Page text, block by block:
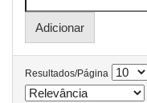
Resultados/Página